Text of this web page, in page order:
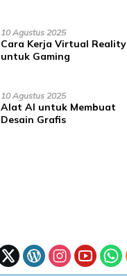
10 Agustus 2025
Cara Kerja Virtual Reality
untuk Gaming
10 Agustus 2025
Alat AI untuk Membuat
Desain Grafis